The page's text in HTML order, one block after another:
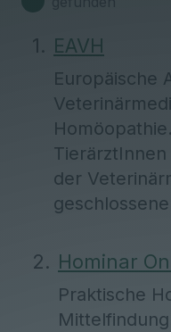
EAVH
Europäische
der
Hominar
Praktische